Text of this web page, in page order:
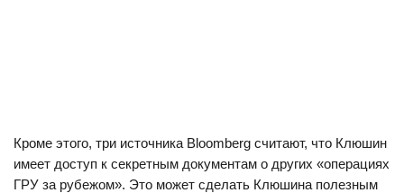
Кроме этого, три источника Bloomberg считают, что Клюшин
имеет доступ к секретным документам о других «операциях
ГРУ за рубежом». Это может сделать Клюшина полезным